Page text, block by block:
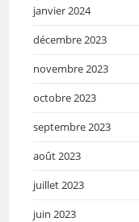
janvier 2024
décembre 2023
novembre 2023
octobre 2023
septembre 2023
août 2023
juillet 2023
juin 2023